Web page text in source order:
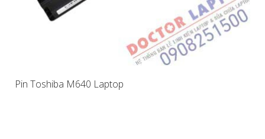
Pin Toshiba M640 Laptop